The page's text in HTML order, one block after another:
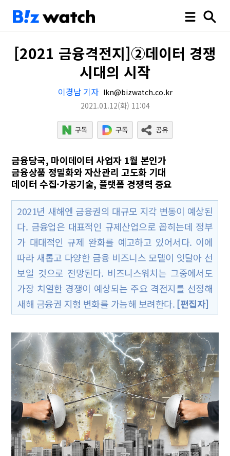
[2021 금융격전지]②데이터 경쟁
시대의 시작
이경남 기자 lkn@bizwatch.co.kr
2021.01.12(화) 11:04
금융당국, 마이데이터 사업자 1월 본인가
금융상품 정밀화와 자산관리 고도화 기대
데이터 수집·가공기술, 플랫폼 경쟁력 중요
2021년 새해엔 금융권의 대규모 지각 변동이 예상된
다. 금융업은 대표적인 규제산업으로 꼽히는데 정부
가 대대적인 규제 완화를 예고하고 있어서다. 이에
따라 새롭고 다양한 금융 비즈니스 모델이 잇달아 선
보일 것으로 전망된다. 비즈니스워치는 그중에서도
가장 치열한 경쟁이 예상되는 주요 격전지를 선정해
새해 금융권 지형 변화를 가늠해 보려한다.[편집자]